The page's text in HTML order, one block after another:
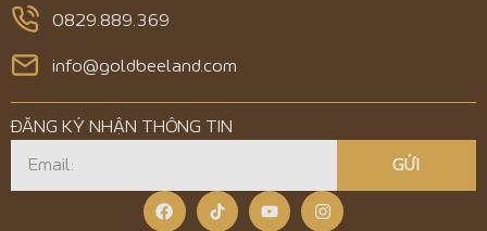
0829.889.369
info@goldbeeland.com
ĐĂNG KÝ NHẬN THÔNG TIN
GỬI